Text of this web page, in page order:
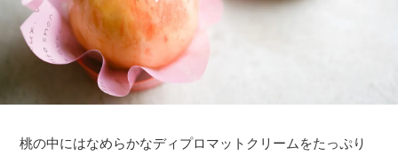
桃の中にはなめらかなディプロマットクリームをたっぷり